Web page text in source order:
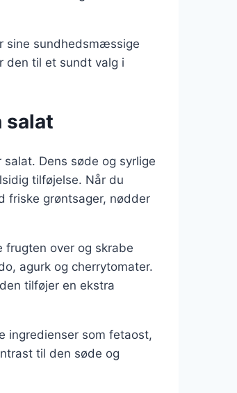
sine sundhedsmæssige
den til et sundt valg i
salat
Dens søde og syrlige
tilføjelse. Når du
friske grøntsager, nødder
over og skrabe
agurk og cherrytomater.
tilføjer en ekstra
ingredienser som fetaost,
til den søde og